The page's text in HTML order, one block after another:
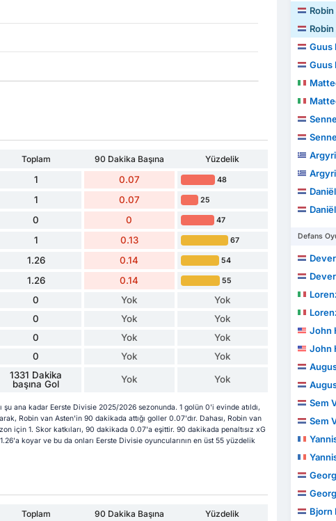
Toplam 90 Dakika Başına
Yüzdelik
1 0.07 48
1 0.07 25
0 0 47
1 0.13 67
1.26 0.14 54
1.26 0.14 55
0 Yok Yok
0 Yok Yok
0 Yok Yok
0 Yok Yok
1331 Dakika
başına Gol
Yok Yok
şu ana kadar Eerste Divisie 2025/2026 sezonunda. 1 golün 0'i evinde atıldı,
Robin van Asten'in 90 dakikada attığı goller 0.07'dır. Dahası, Robin van
için 1. Skor katkıları, 90 dakikada 0.07'a eşittir. 90 dakikada penaltısız xG
1.26'a koyar ve bu da onları Eerste Divisie oyuncularının en üst 55 yüzdelik
Toplam 90 Dakika Başına
Yüzdelik
Guus
Guus
Defans
John
John
Sem
Sem
Bjorn